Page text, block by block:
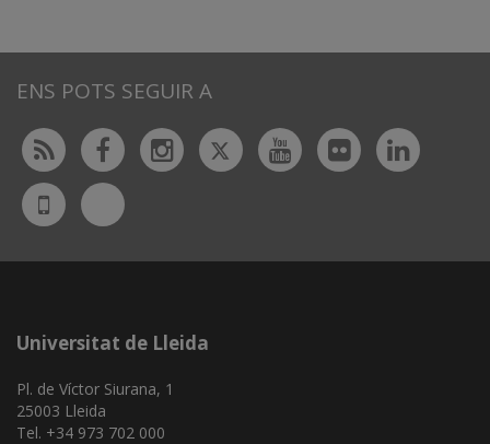
ENS POTS SEGUIR A
Rss FacebookInstagram
TwitterYoutubeFlickr
UdL
App
Bluesky
Universitat de Lleida
Pl. de Víctor Siurana, 1
25003 Lleida
Tel. +34 973 702 000